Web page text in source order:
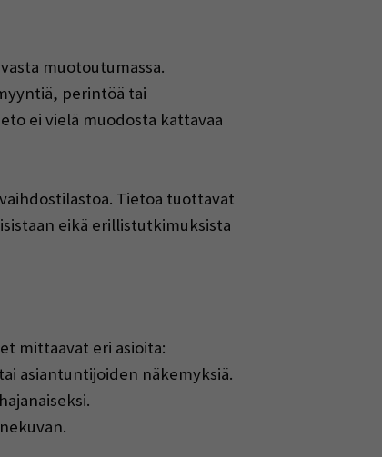
muotoutumassa.
perintöä tai
ei vielä muodosta kattavaa
Tietoa tuottavat
eikä erillistutkimuksista
mittaavat eri asioita:
asiantuntijoiden näkemyksiä.